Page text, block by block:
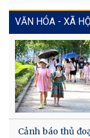
VĂN HÓA - XÃ HỘI
Cảnh báo thủ